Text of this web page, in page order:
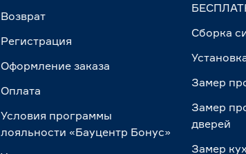
Возврат
Регистрация
Оформление заказа
Оплата
Условия программы
лояльности «Бауцентр Бонус»
Сборка
Замер
Замер
дверей
Замер